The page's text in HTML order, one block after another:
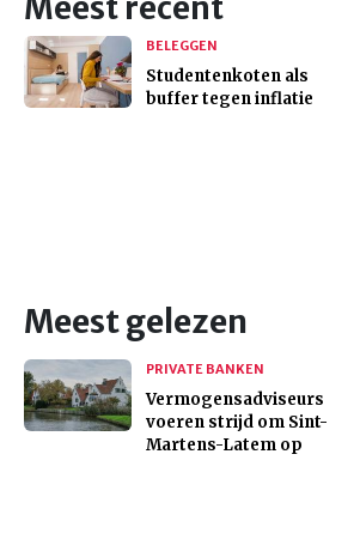
Meest recent
BELEGGEN
Studentenkoten als
buffer tegen inflatie
Meest gelezen
PRIVATE BANKEN
Vermogensadviseurs
voeren strijd om Sint-
Martens-Latem op